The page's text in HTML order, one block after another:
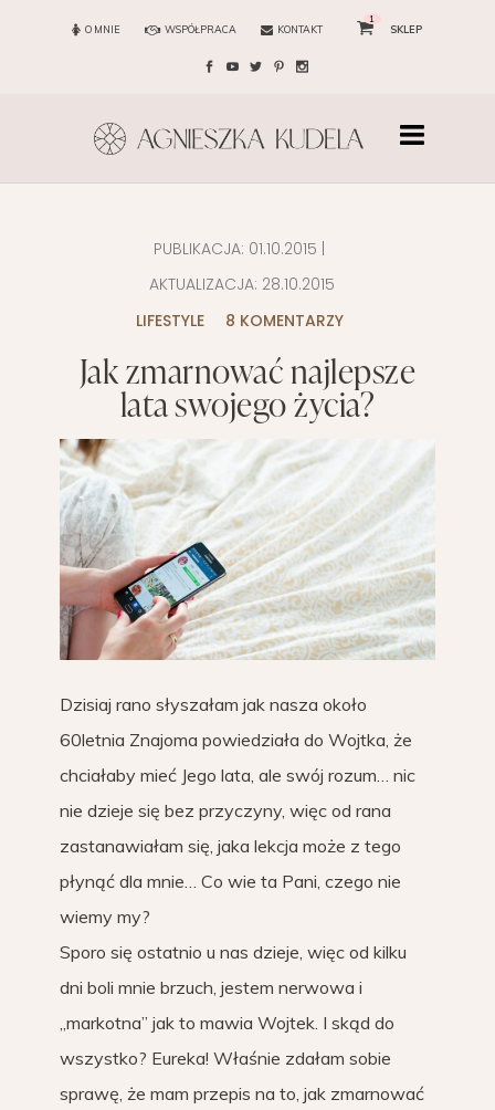
O MNIE WSPÓŁPRACA KONTAKT
1
SKLEP
PUBLIKACJA: 01.10.2015
AKTUALIZACJA: 28.10.2015
LIFESTYLE
8 KOMENTARZY
Jak zmarnować najlepsze
lata swojego życia?
Dzisiaj rano słyszałam jak nasza około
60letnia Znajoma powiedziała do Wojtka, że
chciałaby mieć Jego lata, ale swój rozum… nic
nie dzieje się bez przyczyny, więc od rana
zastanawiałam się, jaka lekcja może z tego
płynąć dla mnie… Co wie ta Pani, czego nie
wiemy my?
Sporo się ostatnio u nas dzieje, więc od kilku
dni boli mnie brzuch, jestem nerwowa i
„markotna” jak to mawia Wojtek. I skąd do
wszystko? Eureka! Właśnie zdałam sobie
sprawę, że mam przepis na to, jak zmarnować